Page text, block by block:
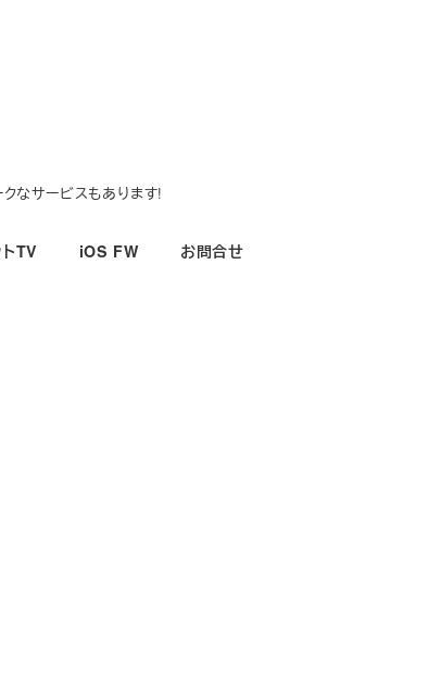
なサービスもあります!
TV iOS FW お問合せ